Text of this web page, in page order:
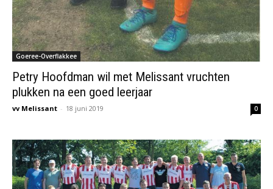
Goeree-Overflakkee
Petry Hoofdman wil met Melissant vruchten
plukken na een goed leerjaar
vv Melissant - 18 juni 2019 0